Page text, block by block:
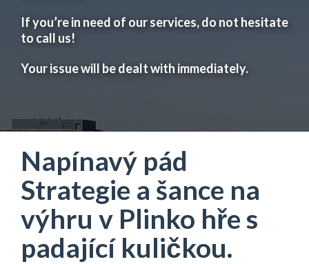
If you’re in need of our services, do not hesitate
to call us!
Your issue will be dealt with immediately.
Napínavý pád
Strategie a šance na
výhru v Plinko hře s
padající kuličkou.